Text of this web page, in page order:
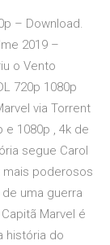
– Download.
2019 –
o Vento
720p 1080p
via Torrent
e 1080p , 4k de
segue Carol
mais poderosos
uma guerra
Marvel é
história do